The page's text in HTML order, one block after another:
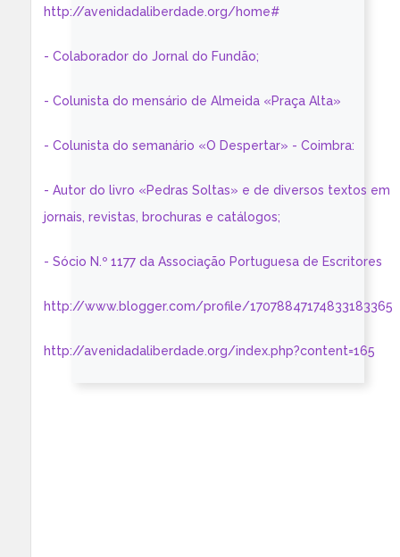
http://avenidadaliberdade.org/home#
- Colaborador do Jornal do Fundão;
- Colunista do mensário de Almeida «Praça Alta»
- Colunista do semanário «O Despertar» - Coimbra:
- Autor do livro «Pedras Soltas» e de diversos textos em
jornais, revistas, brochuras e catálogos;
- Sócio N.º 1177 da Associação Portuguesa de Escritores
http://www.blogger.com/profile/17078847174833183365
http://avenidadaliberdade.org/index.php?content=165